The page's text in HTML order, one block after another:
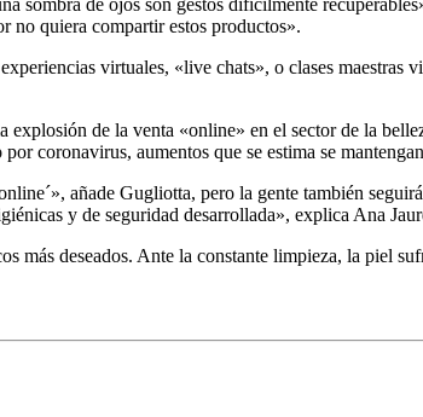
no quiera compartir estos productos».
virtuales, «live chats», o clases
explosión de la venta «online» en el sector de la
coronavirus, aumentos que se estima se
añade Gugliotta, pero la gente también
y de seguridad desarrollada», explica Ana
más deseados. Ante la constante limpieza, la piel